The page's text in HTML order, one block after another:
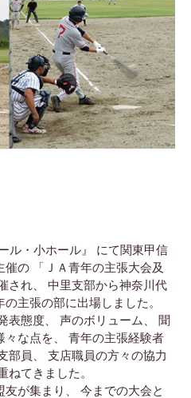
ル・小ホール』 にて関東甲信
の 「ＪＡ青年の主張大会及
され、 中里支部から神奈川代
主張の部に出場しました。
表態度、 声のボリューム、 聞
々な点を、 青年の主張経験者
部員、 支店職員の方々の協力
ねてきました。
が集まり、 今までの大会と